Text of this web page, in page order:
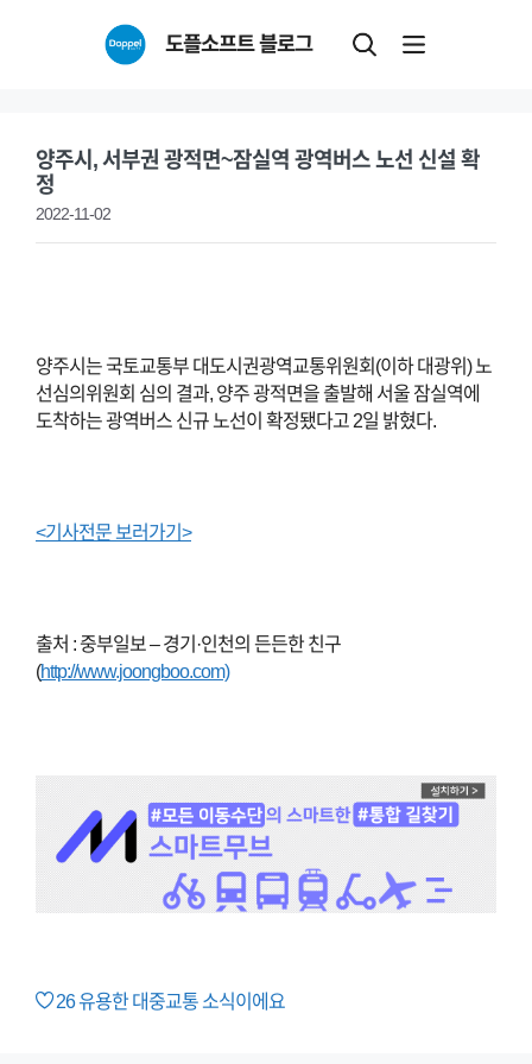
도플소프트 블로그
양주시, 서부권 광적면~잠실역 광역버스 노선 신설 확
정
2022-11-02
양주시는 국토교통부 대도시권광역교통위원회(이하 대광위) 노
선심의위원회 심의 결과, 양주 광적면을 출발해 서울 잠실역에
도착하는 광역버스 신규 노선이 확정됐다고 2일 밝혔다.
<기사전문 보러가기>
출처 : 중부일보 – 경기·인천의 든든한 친구
(http://www.joongboo.com)
26유용한 대중교통 소식이에요